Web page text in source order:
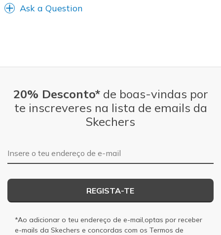
Ask a Question
20% Desconto*de boas-vindas por
te inscreveres na lista de emails da
Skechers
Endereço de e-mail
REGISTA-TE
*Ao adicionar o teu endereço de e-mail,optas por receber
e-mails da Skechers e concordas com os Termos de